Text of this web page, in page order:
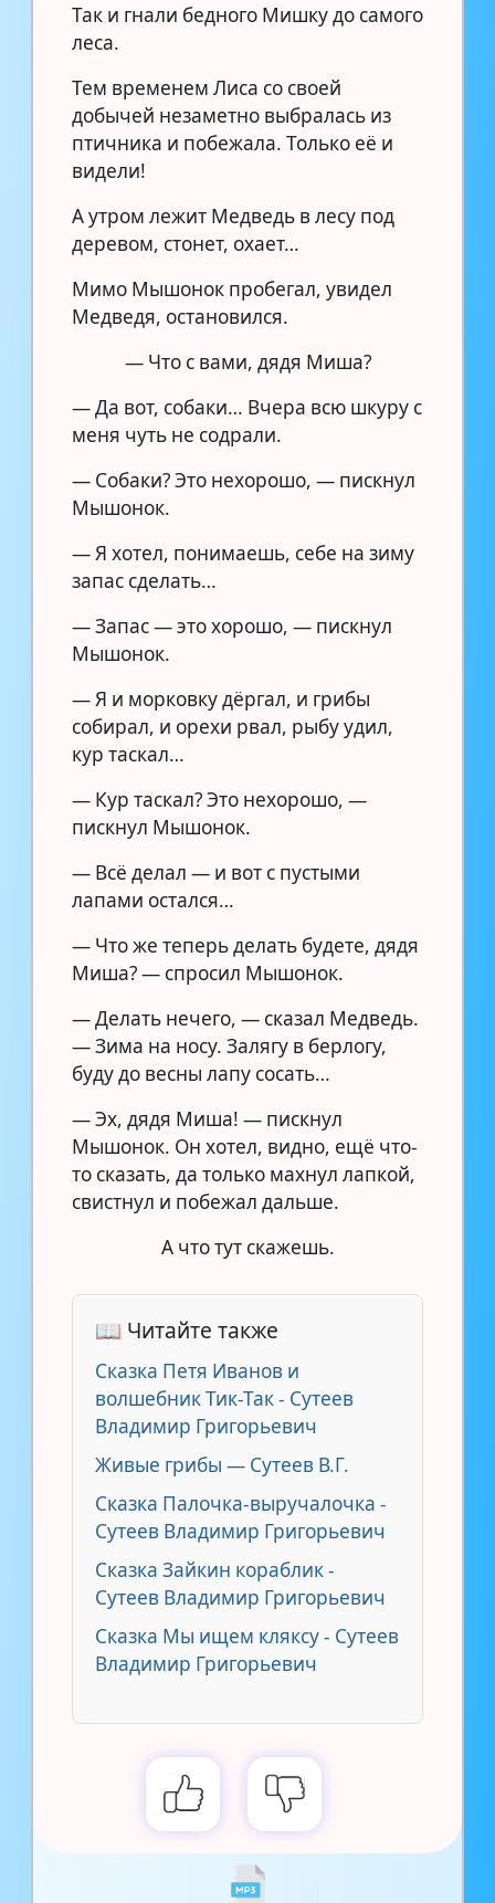
Так и гнали бедного Мишку до самого
леса.
Тем временем Лиса со своей
добычей незаметно выбралась из
птичника и побежала. Только её и
видели!
А утром лежит Медведь в лесу под
деревом, стонет, охает…
Мимо Мышонок пробегал, увидел
Медведя, остановился.
— Что с вами, дядя Миша?
— Да вот, собаки… Вчера всю шкуру с
меня чуть не содрали.
— Собаки? Это нехорошо, — пискнул
Мышонок.
— Я хотел, понимаешь, себе на зиму
запас сделать…
— Запас — это хорошо, — пискнул
Мышонок.
— Я и морковку дёргал, и грибы
собирал, и орехи рвал, рыбу удил,
кур таскал…
— Кур таскал? Это нехорошо, —
пискнул Мышонок.
— Всё делал — и вот с пустыми
лапами остался…
— Что же теперь делать будете, дядя
Миша? — спросил Мышонок.
— Делать нечего, — сказал Медведь.
— Зима на носу. Залягу в берлогу,
буду до весны лапу сосать…
— Эх, дядя Миша! — пискнул
Мышонок. Он хотел, видно, ещё что-
то сказать, да только махнул лапкой,
свистнул и побежал дальше.
А что тут скажешь.
📖 Читайте также
Сказка Петя Иванов и
волшебник Тик-Так - Сутеев
Владимир Григорьевич
Живые грибы — Сутеев В.Г.
Сказка Палочка-выручалочка -
Сутеев Владимир Григорьевич
Сказка Зайкин кораблик -
Сутеев Владимир Григорьевич
Сказка Мы ищем кляксу - Сутеев
Владимир Григорьевич